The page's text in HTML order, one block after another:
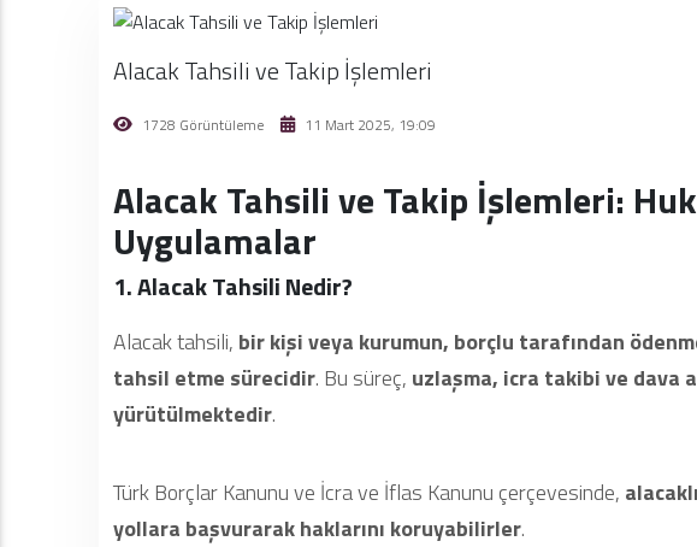
Alacak Tahsili ve Takip İşlemleri
1728 Görüntüleme 11 Mart 2025, 19:09
Alacak Tahsili ve Takip İşlemleri:
Uygulamalar
1. Alacak Tahsili Nedir?
Alacak tahsili, bir kişi veya kurumun, borçlu tarafından
tahsil etme sürecidir. Bu süreç, uzlaşma, icra takibi ve dava
yürütülmektedir.
Türk Borçlar Kanunu ve İcra ve İflas Kanunu çerçevesinde,
yollara başvurarak haklarını koruyabilirler.